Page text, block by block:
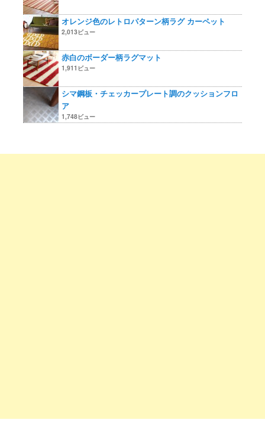
オレンジ色のレトロパターン柄ラグ カーペット
2,013ビュー
赤白のボーダー柄ラグマット
1,911ビュー
シマ鋼板・チェッカープレート調のクッションフロ
ア
1,748ビュー